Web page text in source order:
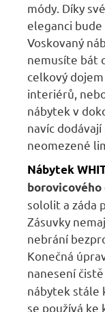
módy. Díky
eleganci
Voskovaný
nemusíte bát
celkový
interiérů,
nábytek v
navíc
neomezené
Nábytek
borovicového
sololit a záda
Zásuvky
nebrání
Konečná
nanesení čistě
nábytek stále
se používá ke